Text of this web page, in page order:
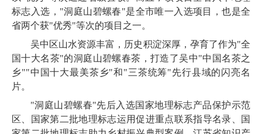
标志入选，"洞庭山碧螺春"是全市唯一入选项目，也是全
省两个获"优秀"等次的项目之一。
吴中区山水资源丰富，历史积淀深厚，孕育了作为"全
国十大名茶"的洞庭山碧螺春茶，打造了吴中"中国名茶之
乡""中国十大最美茶乡"和"三茶统筹"先行县域的闪亮名
片。
"洞庭山碧螺春"先后入选国家地理标志产品保护示范
区、国家第二批地理标志运用促进重点联系指导名录、国